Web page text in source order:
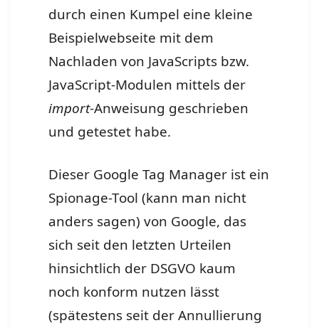
durch einen Kumpel eine kleine
Beispielwebseite mit dem
Nachladen von JavaScripts bzw.
JavaScript-Modulen mittels der
import-Anweisung geschrieben
und getestet habe.
Dieser Google Tag Manager ist ein
Spionage-Tool (kann man nicht
anders sagen) von Google, das
sich seit den letzten Urteilen
hinsichtlich der DSGVO kaum
noch konform nutzen lässt
(spätestens seit der Annullierung